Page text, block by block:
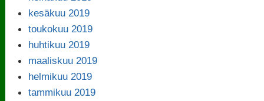
kesäkuu 2019
toukokuu 2019
huhtikuu 2019
maaliskuu 2019
helmikuu 2019
tammikuu 2019